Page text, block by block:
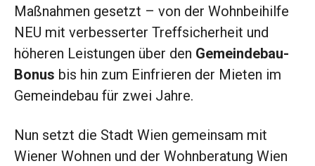
Maßnahmen gesetzt – von der Wohnbeihilfe
NEU mit verbesserter Treffsicherheit und
höheren Leistungen über den Gemeindebau-
Bonus bis hin zum Einfrieren der Mieten im
Gemeindebau für zwei Jahre.
Nun setzt die Stadt Wien gemeinsam mit
Wiener Wohnen und der Wohnberatung Wien